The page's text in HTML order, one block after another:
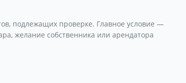
подлежащих проверке. Главное условие —
желание собственника или арендатора